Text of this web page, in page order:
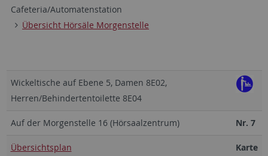
Cafeteria/Automatenstation
Übersicht Hörsäle Morgenstelle
Wickeltische auf Ebene 5, Damen 8E02,
Herren/Behindertentoilette 8E04
Auf der Morgenstelle 16 (Hörsaalzentrum) Nr. 7
Übersichtsplan
Karte